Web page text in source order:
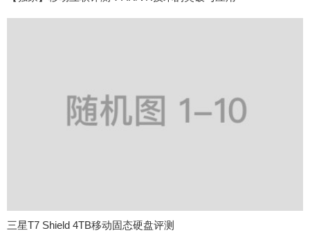
三星T7 Shield 4TB移动固态硬盘评测